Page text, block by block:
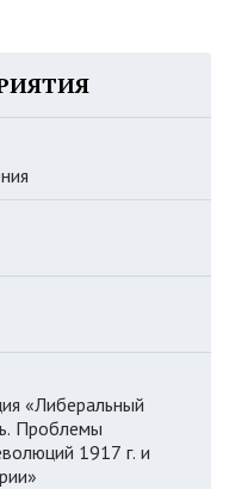
«Либеральный
Проблемы
1917 г. и